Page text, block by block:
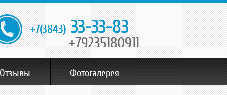
+7(3843) 33-33-83
+79235180911
Отзывы Фотогалерея